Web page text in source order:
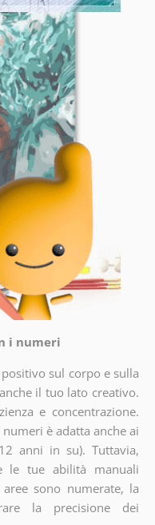
i numeri
sul corpo e sulla
il tuo lato creativo.
e concentrazione.
è adatta anche ai
anni in su). Tuttavia,
le tue abilità manuali
sono numerate, la
la precisione dei